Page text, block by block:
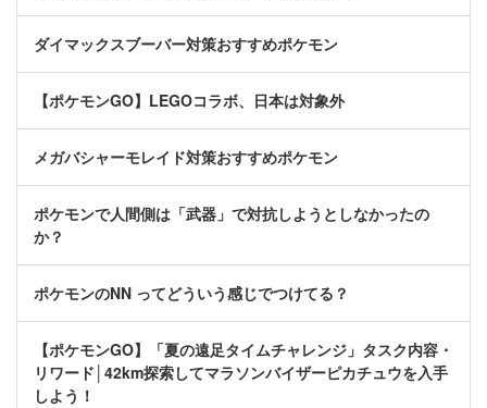
ダイマックスブーバー対策おすすめポケモン
【ポケモンGO】LEGOコラボ、日本は対象外
メガバシャーモレイド対策おすすめポケモン
ポケモンで人間側は「武器」で対抗しようとしなかったの
か？
ポケモンのNN ってどういう感じでつけてる？
【ポケモンGO】「夏の遠足タイムチャレンジ」タスク内容・
リワード│42km探索してマラソンバイザーピカチュウを入手
しよう！